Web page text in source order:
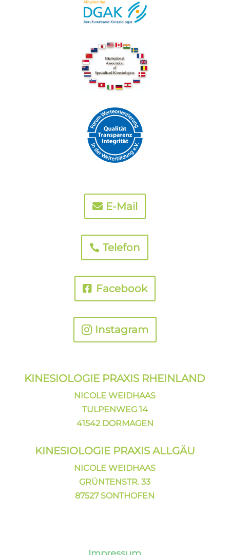
E-Mail
Telefon
Facebook
Instagram
KINESIOLOGIE PRAXIS RHEINLAND
NICOLE WEIDHAAS
TULPENWEG 14
41542 DORMAGEN
KINESIOLOGIE PRAXIS ALLGÄU
NICOLE WEIDHAAS
GRÜNTENSTR. 33
87527 SONTHOFEN